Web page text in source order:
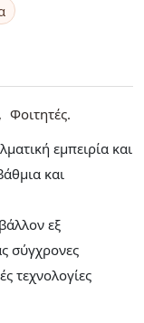
Φοιτητές
εμπειρία και
και
εξ
σύγχρονες
τεχνολογίες